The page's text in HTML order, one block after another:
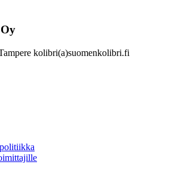
kolibri(a)suomenkolibri.fi